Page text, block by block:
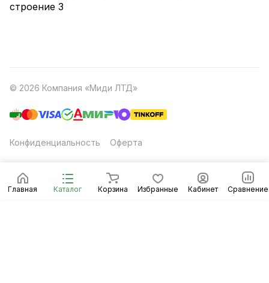
Главная Каталог Корзина Избранные Кабинет Сравнение
строение 3
© 2026 Компания «Миди ЛТД»
Конфиденциальность Оферта